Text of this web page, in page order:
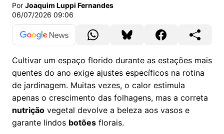
Por Joaquim Luppi Fernandes
06/07/2026 09:06
Cultivar um espaço florido durante as estações mais
quentes do ano exige ajustes específicos na rotina
de jardinagem. Muitas vezes, o calor estimula
apenas o crescimento das folhagens, mas a correta
nutrição vegetal devolve a beleza aos vasos e
garante lindos botões florais.